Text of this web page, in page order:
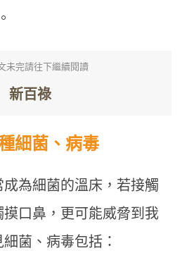
未完請往下繼續閱讀
細菌、病毒
為細菌的溫床，若接觸
口鼻，更可能威脅到我
菌、病毒包括：